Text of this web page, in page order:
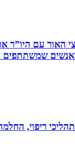
האור עם
שמשתתפים
ריפוי,